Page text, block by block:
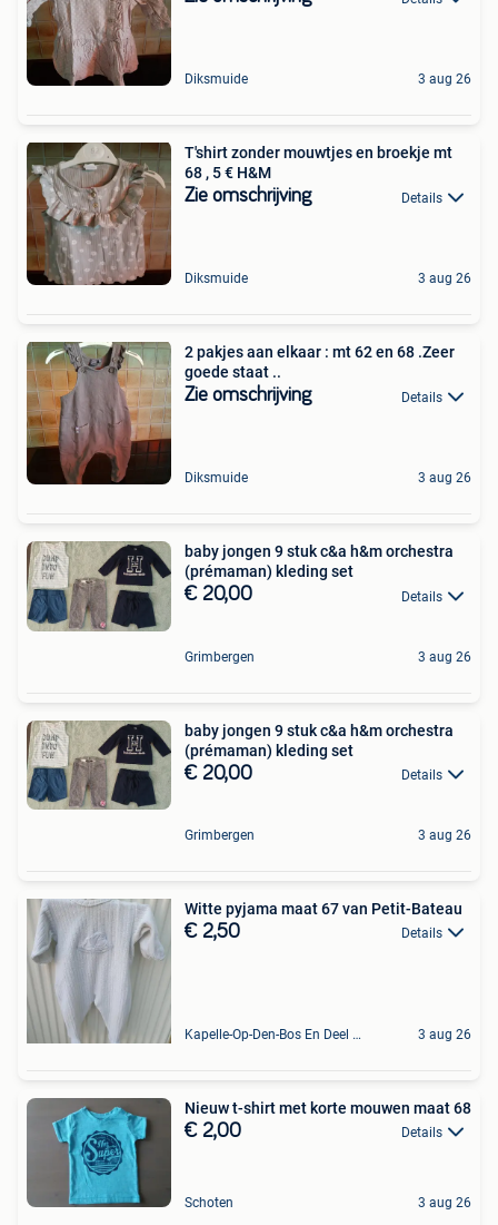
Diksmuide 3 aug 26
T'shirt zonder mouwtjes en broekje mt
68 , 5 € H&M
Zie omschrijving Details
Diksmuide 3 aug 26
2 pakjes aan elkaar : mt 62 en 68 .Zeer
goede staat ..
Zie omschrijving Details
Diksmuide 3 aug 26
baby jongen 9 stuk c&a h&m orchestra
(prémaman) kleding set
€ 20,00 Details
Grimbergen 3 aug 26
baby jongen 9 stuk c&a h&m orchestra
(prémaman) kleding set
€ 20,00 Details
Grimbergen 3 aug 26
Witte pyjama maat 67 van Petit-Bateau
€ 2,50 Details
Kapelle-Op-Den-Bos En Deel Van Zemst 3 aug 26
Nieuw t-shirt met korte mouwen maat 68
€ 2,00 Details
Schoten 3 aug 26